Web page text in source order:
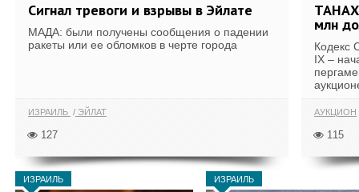
Сигнал тревоги и взрывы в Эйлате
МАДА: были получены сообщения о падении
ракеты или ее обломков в черте города
ИЗРАИЛЬ ЭЙЛАТ
127
ТАНАХ
млн
Кодекс
IX –
АУКЦИОН
115
ИЗРАИЛЬ ИЗРАИЛЬ